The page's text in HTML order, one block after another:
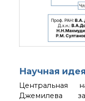
Научная идея
Центральная
Джемилева